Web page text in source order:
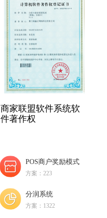
商家联盟软件系统软
件著作权
POS商户奖励模式
方案：223
分润系统
方案：1322